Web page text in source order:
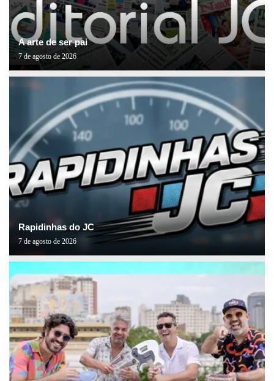
A arte de ser pai
7 de agosto de 2026
Rapidinhas do JC
7 de agosto de 2026